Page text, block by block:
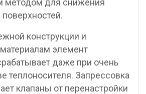
методом для снижения
конструкции и
элемент
даже при очень
теплоносителя. Запрессовка
клапаны от перенастройки